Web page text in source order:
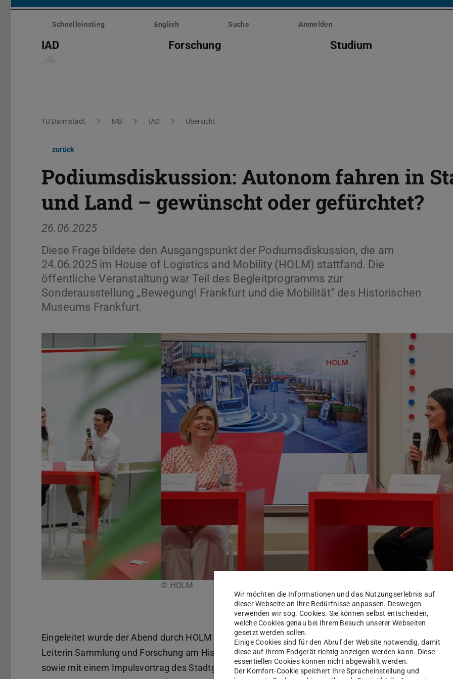
Menü
überspringenSchnelleinstieg English Suche Anmelden
IAD Forschung Studium
Sie befinden sich hier:
TU Darmstadt MB IAD Übersicht
zurück
Podiumsdiskussion: Autonom fahren in
und Land – gewünscht oder gefürchtet?
26.06.2025
Diese Frage bildete den Ausgangspunkt der Podiumsdiskussion, die am
24.06.2025 im House of Logistics and Mobility (HOLM) stattfand. Die
öffentliche Veranstaltung war Teil des Begleitprogramms zur
Sonderausstellung „Bewegung! Frankfurt und die Mobilität“ des Historischen
Museums Frankfurt.
Zurück
Eingeleitet wurde der Abend durch HOLM Geschäftsführer Michael Kadow, Kuratorin und
Leiterin Sammlung und Forschung am Historischen Museum Frankfurt Prof. Dr. Nina Gorgus
sowie mit einem Impulsvortrag des Stadtgeografen und Zukunftsforschers Dr. Stefan
Wir möchten die Informationen und das Nutzungserlebnis auf
dieser Webseite an Ihre Bedürfnisse anpassen. Deswegen
verwenden wir sog. Cookies. Sie können selbst entscheiden,
welche Cookies genau bei Ihrem Besuch unserer Webseiten
gesetzt werden sollen.
Einige Cookies sind für den Abruf der Website notwendig, damit
diese auf Ihrem Endgerät richtig anzeigen werden kann. Diese
essentiellen Cookies können nicht abgewählt werden.
Der Komfort-Cookie speichert Ihre Spracheinstellung und